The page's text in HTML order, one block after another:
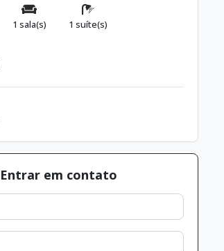
1 sala(s) 1 suíte(s)
Entrar em contato